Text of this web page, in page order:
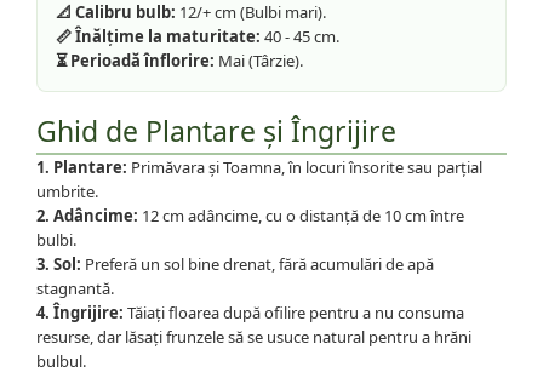
📐 Calibru bulb: 12/+ cm (Bulbi mari).
📏 Înălțime la maturitate: 40 - 45 cm.
⏳ Perioadă înflorire: Mai (Târzie).
Ghid de Plantare și Îngrijire
1. Plantare: Primăvara și Toamna, în locuri însorite sau parțial
umbrite.
2. Adâncime: 12 cm adâncime, cu o distanță de 10 cm între
bulbi.
3. Sol: Preferă un sol bine drenat, fără acumulări de apă
stagnantă.
4. Îngrijire: Tăiați floarea după ofilire pentru a nu consuma
resurse, dar lăsați frunzele să se usuce natural pentru a hrăni
bulbul.